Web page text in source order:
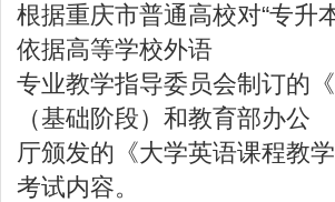
根据重庆市普通高校对“专升
依据高等学校外语
专业教学指导委员会制订的
（基础阶段）和教育部办公
厅颁发的《大学英语课程教
考试内容。